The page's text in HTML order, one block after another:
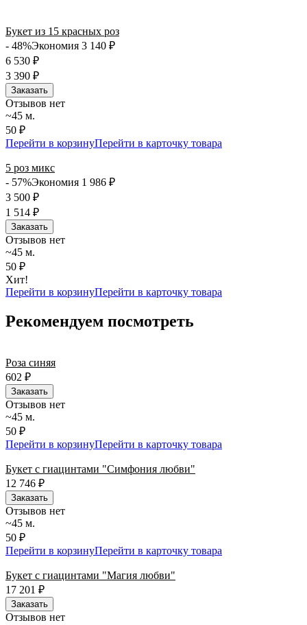
Букет из 15 красных роз
- 48%Экономия 3 140 ₽
6 530 ₽
3 390 ₽
Заказать
Отзывов нет
~45 м.
50 ₽
Перейти в корзинуПерейти в карточку товара
5 роз микс
- 57%Экономия 1 986 ₽
3 500 ₽
1 514 ₽
Заказать
Отзывов нет
~45 м.
50 ₽
Хит!
Перейти в корзинуПерейти в карточку товара
Рекомендуем посмотреть
Роза синяя
602 ₽
Заказать
Отзывов нет
~45 м.
50 ₽
Перейти в корзинуПерейти в карточку товара
Букет с гиацинтами "Симфония любви"
12 746 ₽
Заказать
Отзывов нет
~45 м.
50 ₽
Перейти в корзинуПерейти в карточку товара
Букет с гиацинтами "Магия любви"
17 201
₽
Заказать
Отзывов нет